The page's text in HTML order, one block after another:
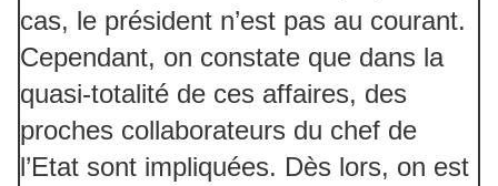
cas, le président n’est pas au courant.
Cependant, on constate que dans la
quasi-totalité de ces affaires, des
proches collaborateurs du chef de
l’Etat sont impliquées. Dès lors, on est